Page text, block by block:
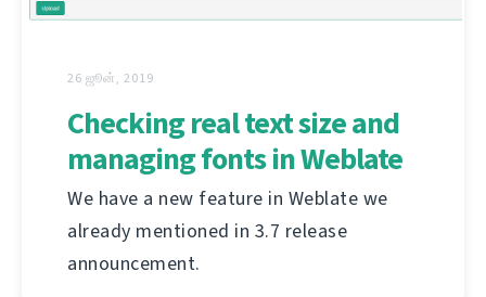
26 ஜூன், 2019
Checking real text size and
managing fonts in Weblate
We have a new feature in Weblate we
already mentioned in 3.7 release
announcement.